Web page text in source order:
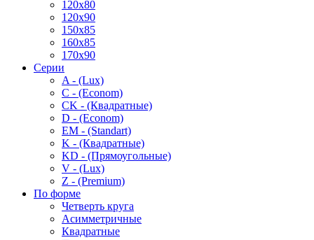
120x80
120x90
150x85
160x85
170x90
Серии
A - (Lux)
C - (Econom)
CK - (Квадратные)
D - (Econom)
EM - (Standart)
K - (Квадратные)
KD - (Прямоугольные)
V - (Lux)
Z - (Premium)
По форме
Четверть круга
Асимметричные
Квадратные